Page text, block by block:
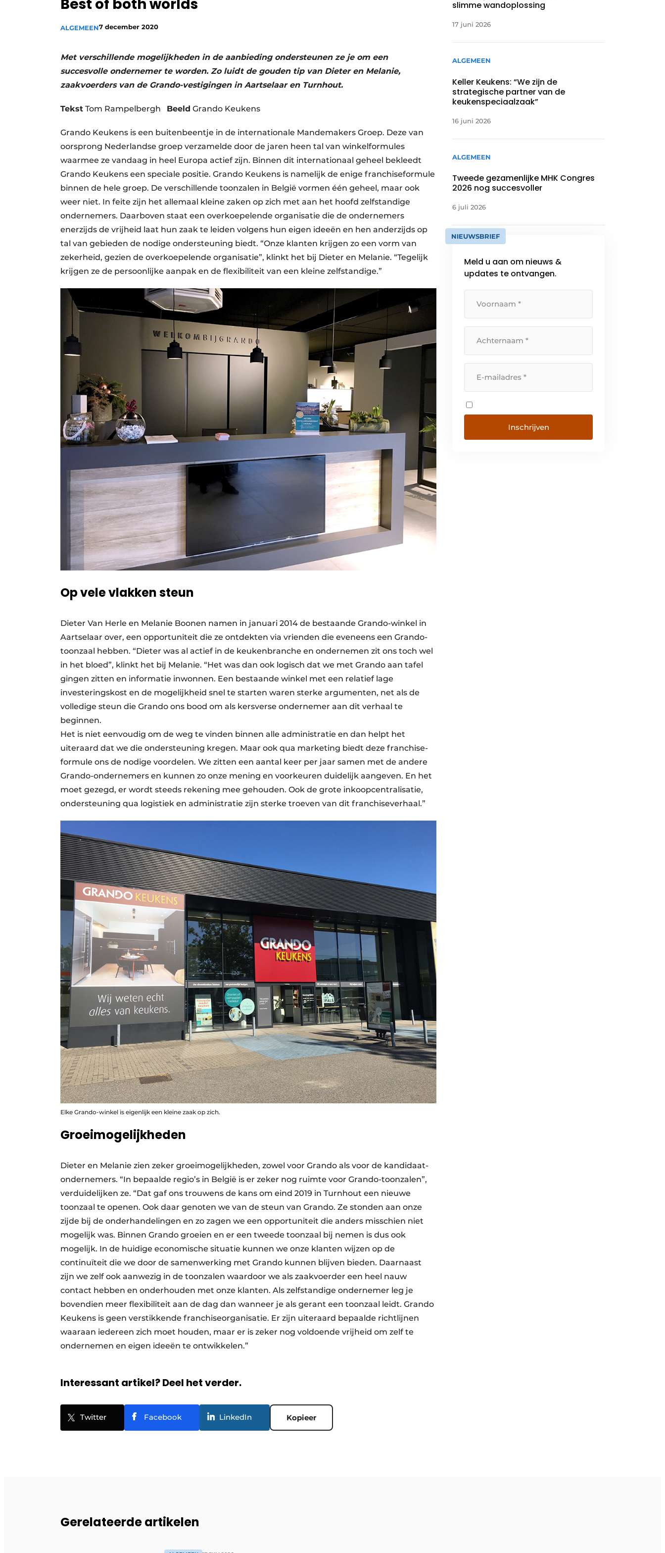
Vacature aanmelden
Video’s
Best of both worlds
ALGEMEEN7 december 2020
Met verschillende mogelijkheden in de aanbieding ondersteunen ze je om een
succesvolle ondernemer te worden. Zo luidt de gouden tip van Dieter en Melanie,
zaakvoerders van de Grando-vestigingen in Aartselaar en Turnhout.
Tekst Tom Rampelbergh Beeld Grando Keukens
Grando Keukens is een buitenbeentje in de internationale Mandemakers Groep. Deze van
oorsprong Nederlandse groep ver­zamelde door de jaren heen tal van winkel­formules
waarmee ze vandaag in heel Europa actief zijn. Binnen dit internationaal geheel bekleedt
Grando Keukens een speciale positie. Grando Keukens is namelijk de enige franchiseformule
binnen de hele groep. De verschillende toonzalen in België vormen één geheel, maar ook
weer niet. In feite zijn het allemaal kleine zaken op zich met aan het hoofd zelfstandige
ondernemers. Daarboven staat een overkoepelende organisatie die de ondernemers
enerzijds de vrijheid laat hun zaak te leiden volgens hun eigen ideeën en hen anderzijds op
tal van gebieden de nodige ondersteuning biedt. “Onze klanten krijgen zo een vorm van
zekerheid, gezien de overkoepelende organisatie”, klinkt het bij Dieter en Melanie. “Tegelijk
krijgen ze de persoonlijke aanpak en de flexibiliteit van een kleine zelfstandige.”
Op vele vlakken steun
Dieter Van Herle en Melanie Boonen namen in januari 2014 de bestaande Grando-winkel in
Aartselaar over, een opportuniteit die ze ontdekten via vrienden die eveneens een Grando-
toonzaal hebben. “Dieter was al actief in de keukenbranche en ondernemen zit ons toch wel
in het bloed”, klinkt het bij Melanie. “Het was dan ook logisch dat we met Grando aan tafel
gingen zitten en informatie inwonnen. Een bestaande winkel met een relatief lage
investeringskost en de mogelijkheid snel te starten waren sterke argumenten, net als de
volledige steun die Grando ons bood om als kersverse ondernemer aan dit verhaal te
beginnen.
Het is niet eenvoudig om de weg te vinden binnen alle administratie en dan helpt het
uiteraard dat we die ondersteuning kregen. Maar ook qua marketing biedt deze franchise­
formule ons de nodige voordelen. We zitten een aantal keer per jaar samen met de andere
Grando-ondernemers en kunnen zo onze mening en voorkeuren duidelijk aangeven. En het
moet gezegd, er wordt steeds rekening mee gehouden. Ook de grote inkoopcentralisatie,
ondersteuning qua logistiek en administratie zijn sterke troeven van dit franchiseverhaal.”
Elke Grando-winkel is eigenlijk een kleine zaak op zich.
Groeimogelijkheden
Dieter en Melanie zien zeker groeimogelijk­heden, zowel voor Grando als voor de kandidaat-
ondernemers. “In bepaalde regio’s in België is er zeker nog ruimte voor Grando-toonzalen”,
verduidelijken ze. “Dat gaf ons trouwens de kans om eind 2019 in Turnhout een nieuwe
toonzaal te openen. Ook daar genoten we van de steun van Grando. Ze stonden aan onze
zijde bij de onder­handelingen en zo zagen we een opportuniteit die anders misschien niet
mogelijk was. Binnen Grando groeien en er een tweede toonzaal bij nemen is dus ook
mogelijk. In de huidige economische situatie kunnen we onze klanten wijzen op de
continuïteit die we door de samenwerking met Grando kunnen blijven bieden. Daarnaast
zijn we zelf ook aanwezig in de toonzalen waardoor we als zaakvoerder een heel nauw
contact hebben en onderhouden met onze klanten. Als zelfstandige ondernemer leg je
bovendien meer flexibiliteit aan de dag dan wanneer je als gerant een toonzaal leidt. Grando
Keukens is geen verstikkende franchiseorganisatie. Er zijn uiteraard bepaalde richtlijnen
waaraan iedereen zich moet houden, maar er is zeker nog voldoende vrijheid om zelf te
ondernemen en eigen ideeën te ontwikkelen.”
Interessant artikel? Deel het verder.
Twitter Facebook LinkedIn Kopieer
slimme wandoplossing
17 juni 2026
ALGEMEEN
Keller Keukens: “We zijn de
strategische partner van de
keukenspeciaalzaak”
16 juni 2026
ALGEMEEN
Tweede gezamenlijke MHK Congres
2026 nog succesvoller
6 juli 2026
NIEUWSBRIEF
Meld u aan om nieuws &
updates te ontvangen.
Gerelateerde artikelen